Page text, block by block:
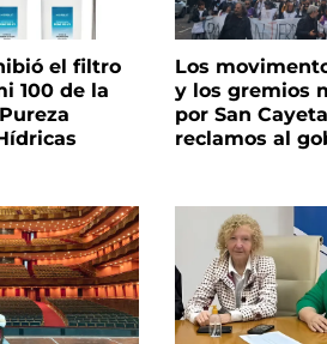
el filtro
100 de la
Los
y los gremios
por San
reclamos al